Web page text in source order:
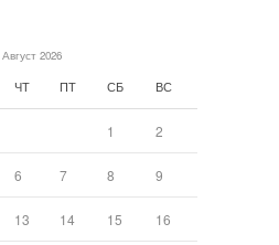
Август 2026
ЧТ ПТ СБ ВС
1 2
6 7 8 9
13 14 15 16